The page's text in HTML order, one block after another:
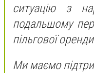
ситуацію з
подальшому
пільгової
Ми маємо